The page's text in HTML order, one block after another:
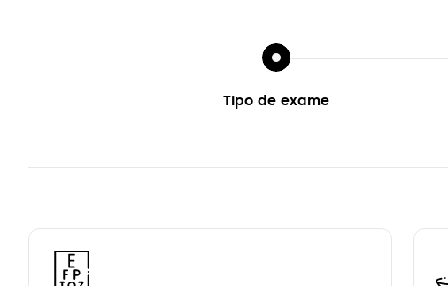
Tipo de exame